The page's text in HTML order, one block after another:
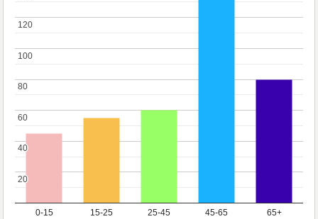
0-15 15-25 25-45 45-65 65+
20
20
40
40
60
60
80
80
100
100
120
120